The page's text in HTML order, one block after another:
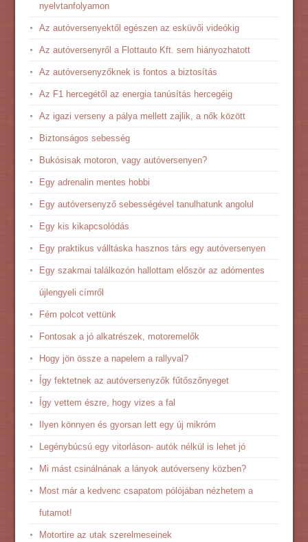
nyelvtanfolyamon
Az autóversenyektől egészen az esküvői videókig
Az autóversenyről a Flottauto Kft. sem hiányozhatott
Az autóversenyzőknek is fontos a biztosítás
Az F1 hercegétől az energia tanúsítás hercegéig
Az igazi verseny a pálya mellett zajlik, a nők között
Biztonságos sebesség
Bukósisak motoron, vagy autóversenyen?
Egy adrenalin mentes hobbi
Egy autóversenyző sebességével tanulhatunk angolul
Egy kis kikapcsolódás
Egy praktikus válltáska hasznos társ egy autóversenyen
Egy szakmai találkozón hallottam először az adómentes
újlengyeli címről
Fém polcot vettünk
Fontosak a jó alkatrészek, motoremelők
Hogy jön össze a napelem a rallyval?
Így fektetnek az autóversenyzők fűtőszőnyeget
Így vettem észre, hogy vizes a fal
Ilyen könnyen és gyorsan lett egy új mikróm
Legénybúcsú egy vitorláson- autók nélkül is lehet jó
Mi mást csinálnának a lányok autóverseny közben?
Most már a kedvenc csapatom pólójában nézhetem a
futamot!
Motortire az utak szerelmeseinek